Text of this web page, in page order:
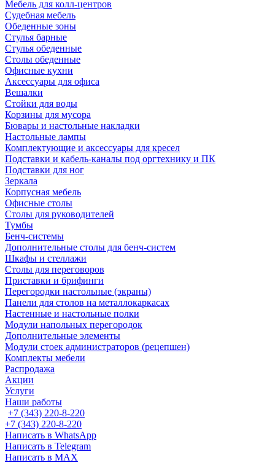
Мебель для колл-центров
Судебная мебель
Обеденные зоны
Стулья барные
Стулья обеденные
Столы обеденные
Офисные кухни
Аксессуары для офиса
Вешалки
Стойки для воды
Корзины для мусора
Бювары и настольные накладки
Настольные лампы
Комплектующие и аксессуары для кресел
Подставки и кабель-каналы под оргтехнику и ПК
Подставки для ног
Зеркала
Корпусная мебель
Офисные столы
Столы для руководителей
Тумбы
Бенч-системы
Дополнительные столы для бенч-систем
Шкафы и стеллажи
Столы для переговоров
Приставки и брифинги
Перегородки настольные (экраны)
Панели для столов на металлокаркасах
Настенные и настольные полки
Модули напольных перегородок
Дополнительные элементы
Модули стоек администраторов (рецепшен)
Комплекты мебели
Распродажа
Акции
Услуги
Наши работы
+7 (343) 220-8-220
+7 (343) 220-8-220
Написать в WhatsApp
Написать в Telegram
Написать в MAX